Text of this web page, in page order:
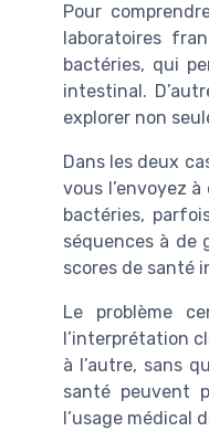
Pour
laboratoires
bactéries, qui
intestinal.
explorer non
Dans les deux
vous l’envoyez
bactéries,
séquences à de
scores de santé
Le problème
l’interprétation
à l’autre, sans
santé peuvent
l’usage médical